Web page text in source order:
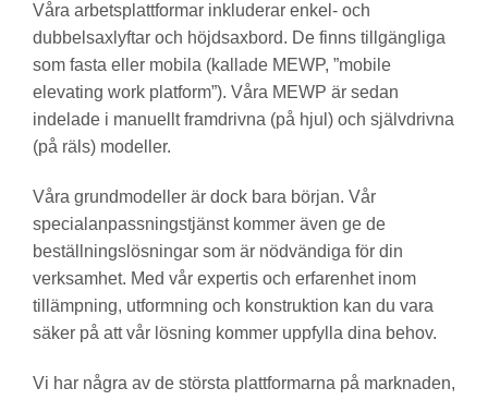
Våra arbetsplattformar inkluderar enkel- och
dubbelsaxlyftar och höjdsaxbord. De finns tillgängliga
som fasta eller mobila (kallade MEWP, ”mobile
elevating work platform”). Våra MEWP är sedan
indelade i manuellt framdrivna (på hjul) och självdrivna
(på räls) modeller.
Våra grundmodeller är dock bara början. Vår
specialanpassningstjänst kommer även ge de
beställningslösningar som är nödvändiga för din
verksamhet. Med vår expertis och erfarenhet inom
tillämpning, utformning och konstruktion kan du vara
säker på att vår lösning kommer uppfylla dina behov.
Vi har några av de största plattformarna på marknaden,